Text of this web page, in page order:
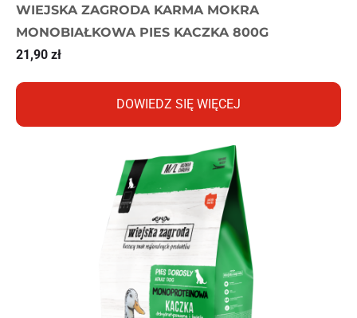
WIEJSKA ZAGRODA KARMA MOKRA
MONOBIAŁKOWA PIES KACZKA 800G
21,90 zł
DOWIEDZ SIĘ WIĘCEJ